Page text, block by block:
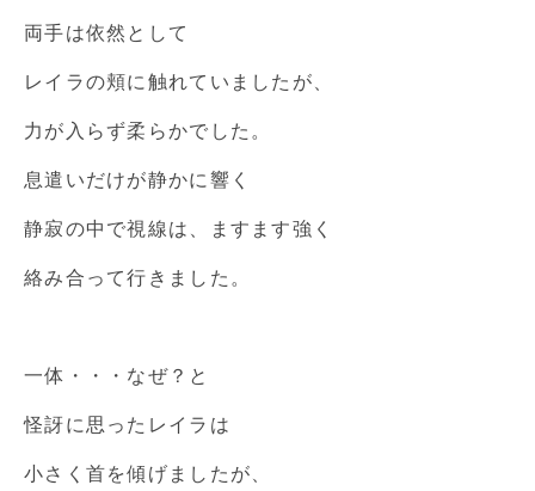
両手は依然として
レイラの頬に触れていましたが、
力が入らず柔らかでした。
息遣いだけが静かに響く
静寂の中で視線は、ますます強く
絡み合って行きました。
一体・・・なぜ？と
怪訝に思ったレイラは
小さく首を傾げましたが、